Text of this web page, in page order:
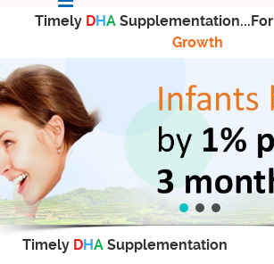
Timely DHA Supplementation...For
Growth
Timely DHA Supplementation